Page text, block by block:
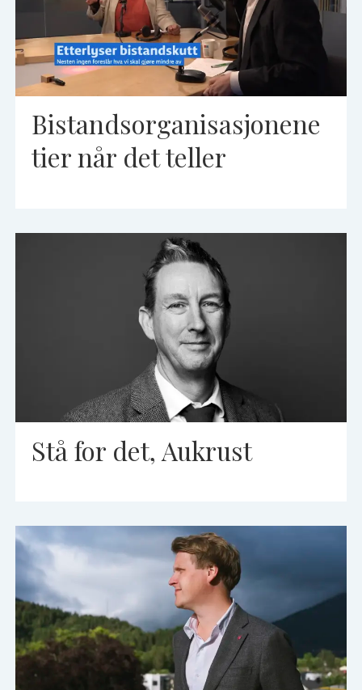
Bistandsorganisasjonene
tier når det teller
Stå for det, Aukrust